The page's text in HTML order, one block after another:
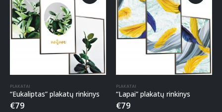
PLAKATAI
“Eukaliptas” plakatų rinkinys
€79
PLAKATAI
“Lapai” plakatų rinkinys
€79